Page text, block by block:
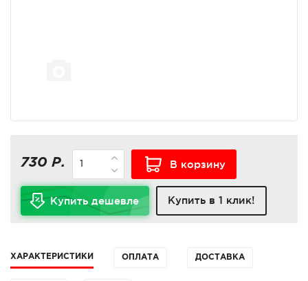
730 Р. В корзину
Купить дешевле Купить в 1 клик!
ХАРАКТЕРИСТИКИ ОПЛАТА ДОСТАВКА